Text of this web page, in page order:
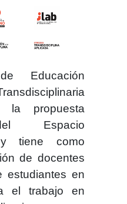
Educación
la propuesta
Espacio
y tiene como
de docentes
estudiantes en
el trabajo en